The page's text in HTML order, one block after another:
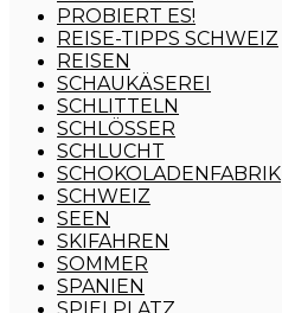
PROBIERT ES!
REISE-TIPPS SCHWEIZ
REISEN
SCHAUKÄSEREI
SCHLITTELN
SCHLÖSSER
SCHLUCHT
SCHOKOLADENFABRIK
SCHWEIZ
SEEN
SKIFAHREN
SOMMER
SPANIEN